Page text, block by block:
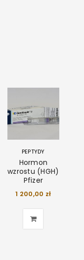
PEPTYDY
Hormon
wzrostu (HGH)
Pfizer
1 200,00 zł